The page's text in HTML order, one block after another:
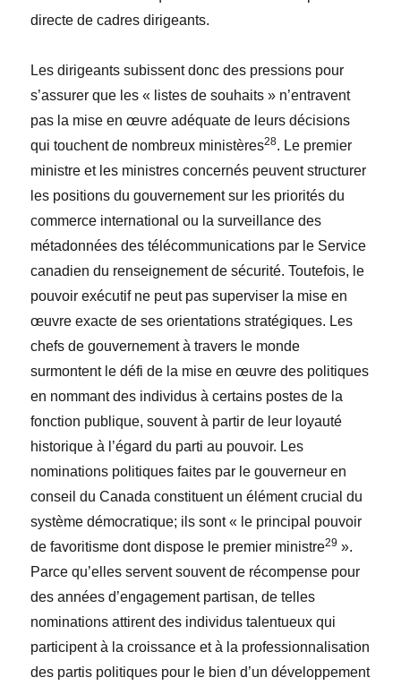
directe de cadres dirigeants.
Les dirigeants subissent donc des pressions pour
s’assurer que les « listes de souhaits » n’entravent
pas la mise en œuvre adéquate de leurs décisions
qui touchent de nombreux ministères28. Le premier
ministre et les ministres concernés peuvent structurer
les positions du gouvernement sur les priorités du
commerce international ou la surveillance des
métadonnées des télécommunications par le Service
canadien du renseignement de sécurité. Toutefois, le
pouvoir exécutif ne peut pas superviser la mise en
œuvre exacte de ses orientations stratégiques. Les
chefs de gouvernement à travers le monde
surmontent le défi de la mise en œuvre des politiques
en nommant des individus à certains postes de la
fonction publique, souvent à partir de leur loyauté
historique à l’égard du parti au pouvoir. Les
nominations politiques faites par le gouverneur en
conseil du Canada constituent un élément crucial du
système démocratique; ils sont « le principal pouvoir
de favoritisme dont dispose le premier ministre29 ».
Parce qu’elles servent souvent de récompense pour
des années d’engagement partisan, de telles
nominations attirent des individus talentueux qui
participent à la croissance et à la professionnalisation
des partis politiques pour le bien d’un développement